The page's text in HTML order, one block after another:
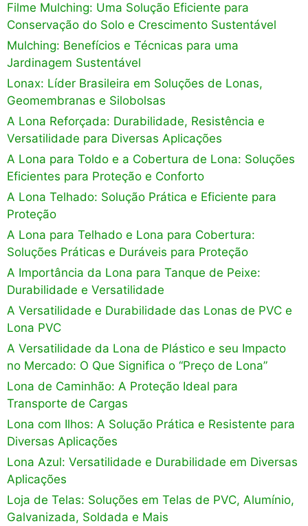
Filme Mulching: Uma Solução Eficiente para
Conservação do Solo e Crescimento Sustentável
Mulching: Benefícios e Técnicas para uma
Jardinagem Sustentável
Lonax: Líder Brasileira em Soluções de Lonas,
Geomembranas e Silobolsas
A Lona Reforçada: Durabilidade, Resistência e
Versatilidade para Diversas Aplicações
A Lona para Toldo e a Cobertura de Lona: Soluções
Eficientes para Proteção e Conforto
A Lona Telhado: Solução Prática e Eficiente para
Proteção
A Lona para Telhado e Lona para Cobertura:
Soluções Práticas e Duráveis para Proteção
A Importância da Lona para Tanque de Peixe:
Durabilidade e Versatilidade
A Versatilidade e Durabilidade das Lonas de PVC e
Lona PVC
A Versatilidade da Lona de Plástico e seu Impacto
no Mercado: O Que Significa o “Preço de Lona”
Lona de Caminhão: A Proteção Ideal para
Transporte de Cargas
Lona com Ilhos: A Solução Prática e Resistente para
Diversas Aplicações
Lona Azul: Versatilidade e Durabilidade em Diversas
Aplicações
Loja de Telas: Soluções em Telas de PVC, Alumínio,
Galvanizada, Soldada e Mais